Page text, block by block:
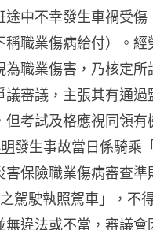
中不幸發生車禍受
職業傷病給付）。經
職業傷害，乃核定
審議，主張其有通
考試及格應視同領
發生事故當日係騎乘
保險職業傷病審查
駕駛執照駕車」，不
違法或不當，審議會